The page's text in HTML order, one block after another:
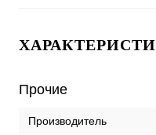
Прочие
Производитель